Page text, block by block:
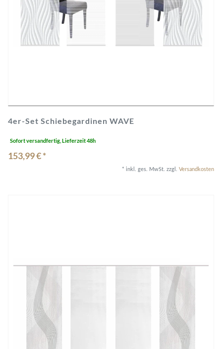
4er-Set Schiebegardinen WAVE
Sofort versandfertig, Lieferzeit 48h
153,99 € *
* inkl. ges. MwSt. zzgl. Versandkosten